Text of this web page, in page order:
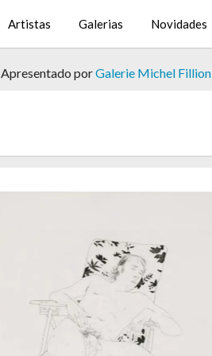
Artistas Galerias Novidades
Apresentado porGalerie Michel Fillion